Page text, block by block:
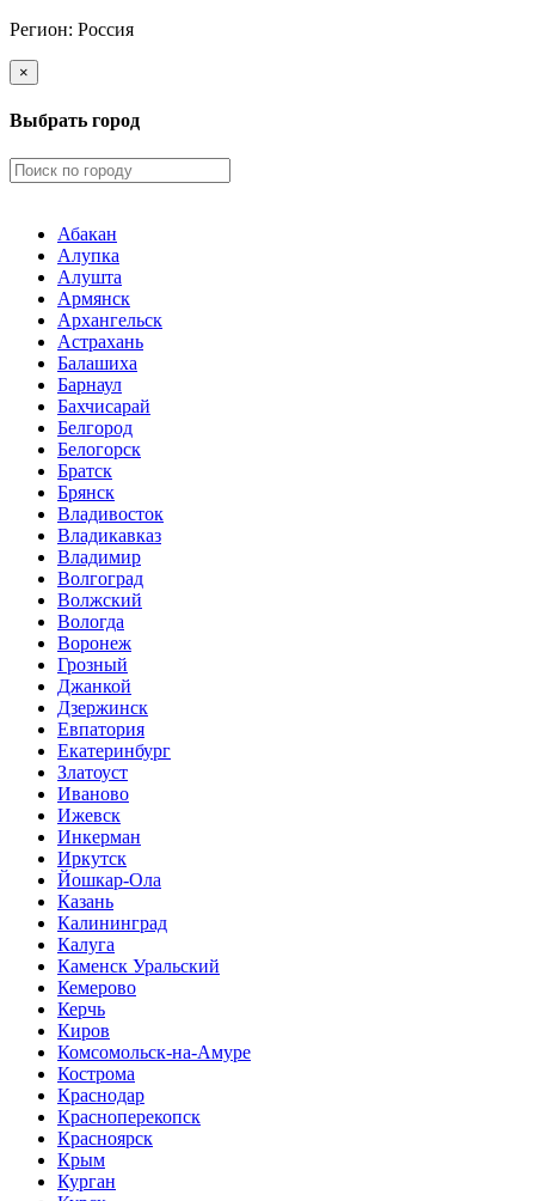
Регион: Россия
×
Выбрать город
Абакан
Алупка
Алушта
Армянск
Архангельск
Астрахань
Балашиха
Барнаул
Бахчисарай
Белгород
Белогорск
Братск
Брянск
Владивосток
Владикавказ
Владимир
Волгоград
Волжский
Вологда
Воронеж
Грозный
Джанкой
Дзержинск
Евпатория
Екатеринбург
Златоуст
Иваново
Ижевск
Инкерман
Иркутск
Йошкар-Ола
Казань
Калининград
Калуга
Каменск Уральский
Кемерово
Керчь
Киров
Комсомольск-на-Амуре
Кострома
Краснодар
Красноперекопск
Красноярск
Крым
Курган